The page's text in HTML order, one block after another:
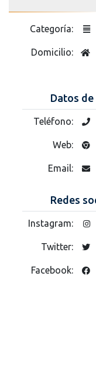
Categoría:
Domicilio:
Datos
Teléfono:
Web:
Email:
Redes
Instagram:
Twitter:
Facebook: